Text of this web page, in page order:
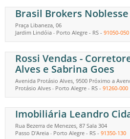
Brasil Brokers Noblesse
Praça Libaneza, 06
Jardim Lindóia - Porto Alegre - RS - 91050-050
Rossi Vendas -
Alves e Sabrina Goes
Avenida Protásio Alves, 9500 Próximo a
Protásio Alves - Porto Alegre - RS - 91260-000
Imobiliária Leandro
Rua Bezerra de Menezes, 87 Sala 304
Passo D'Areia - Porto Alegre - RS - 91350-130